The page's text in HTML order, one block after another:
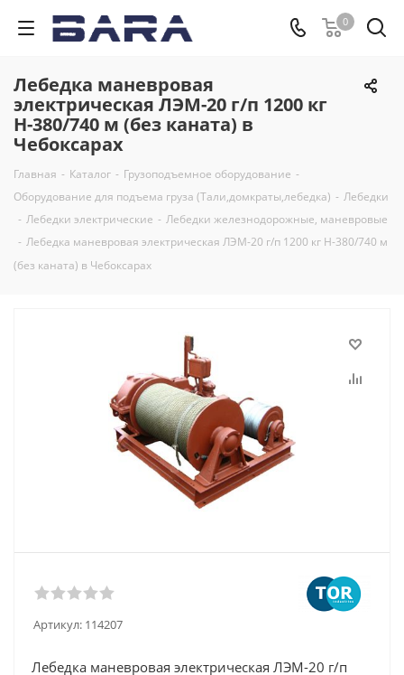
0
Лебедка маневровая
электрическая ЛЭМ-20 г/п 1200 кг
H-380/740 м (без каната) в
Чебоксарах
Главная - Каталог - Грузоподъемное оборудование -
Оборудование для подъема груза (Тали,домкраты,лебедка) - Лебедки
- Лебедки электрические - Лебедки железнодорожные, маневровые
- Лебедка маневровая электрическая ЛЭМ-20 г/п 1200 кг H-380/740 м
(без каната) в Чебоксарах
Артикул: 114207
Лебедка маневровая электрическая ЛЭМ-20 г/п